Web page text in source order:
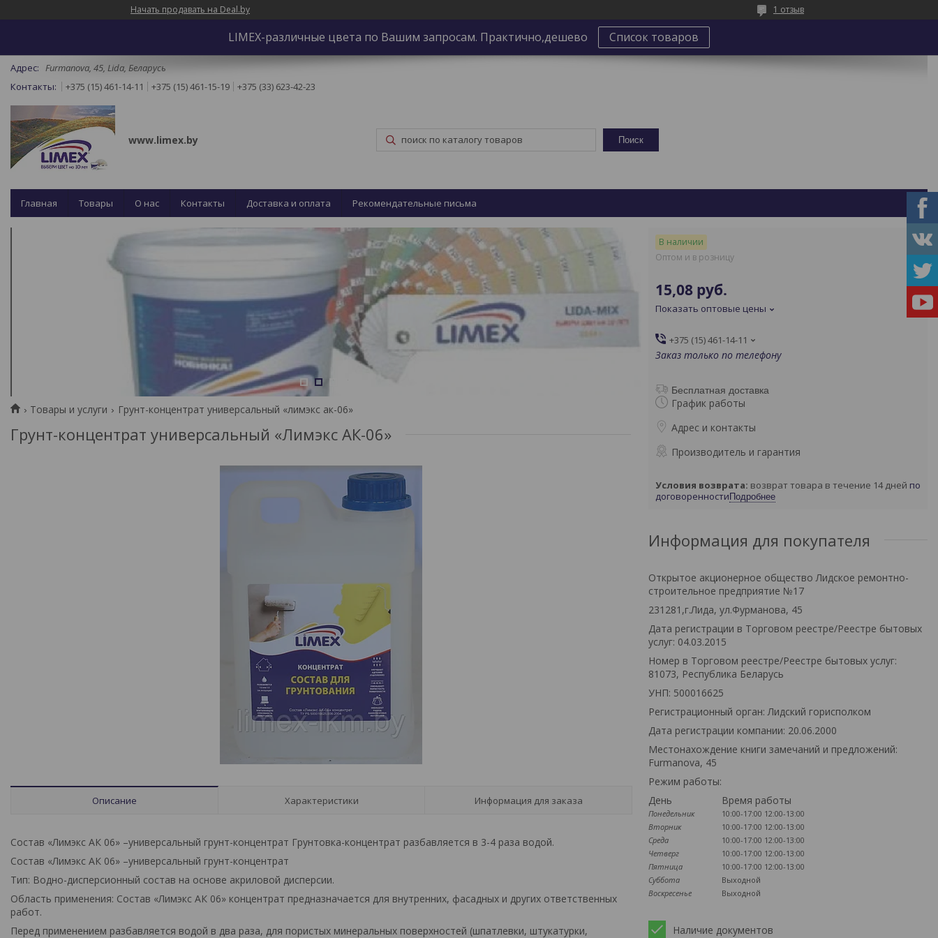
Начать продавать на Deal.by 1 отзыв
LIMEX-различные цвета по Вашим запросам. Практично,дешево Список товаров
Furmanova, 45, Lida, Беларусь
+375 (15) 461-14-11
+375 (15) 461-15-19 +375 (33) 623-42-23
www.limex.by Поиск
Главная Товары О нас Контакты Доставка и оплата Рекомендательные письма
Товары и услуги Грунт-концентрат универсальный «лимэкс ак-06»
Грунт-концентрат универсальный «Лимэкс АК-06»
Описание Характеристики Информация для заказа
Состав «Лимэкс АК 06» –универсальный грунт-концентрат Грунтовка-концентрат разбавляется в 3-4 раза водой.
Состав «Лимэкс АК 06» –универсальный грунт-концентрат
Тип: Водно-дисперсионный состав на основе акриловой дисперсии.
Область применения: Состав «Лимэкс АК 06» концентрат предназначается для внутренних, фасадных и других ответственных
работ.
Перед применением разбавляется водой в два раза, для пористых минеральных поверхностей (шпатлевки, штукатурки,
В наличии
Оптом и в розницу
15,08 руб.
Показать оптовые цены
+375 (15) 461-14-11
Заказ только по телефону
Бесплатная доставка
График работы
Адрес и контакты
Производитель и гарантия
возврат товара в течение 14 дней по
договоренности Подробнее
Информация для покупателя
Открытое акционерное общество Лидское ремонтно-
строительное предприятие №17
231281,г.Лида, ул.Фурманова, 45
Дата регистрации в Торговом реестре/Реестре бытовых
услуг: 04.03.2015
Номер в Торговом реестре/Реестре бытовых услуг:
81073, Республика Беларусь
УНП: 500016625
Регистрационный орган: Лидский горисполком
Дата регистрации компании: 20.06.2000
Местонахождение книги замечаний и предложений:
Furmanova, 45
Режим работы:
День
Время работы
Понедельник 10:00-17:00 12:00-13:00
Вторник
10:00-17:00 12:00-13:00
Среда
10:00-17:00 12:00-13:00
Четверг
10:00-17:00 12:00-13:00
Пятница
10:00-17:00 12:00-13:00
Суббота
Выходной
Воскресенье
Выходной
Наличие документов